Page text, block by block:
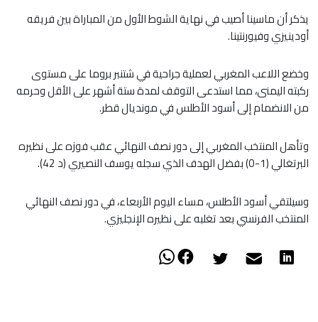
يذكر أن ماسينا أصيب في نهاية الشوط الأول من المباراة بين فريقه
أودينيزي وفيورنتينا.
وخضع اللاعب المغربي لعملية جراحية في شتنبر بروما على مستوى
ركبته اليمنى، مما استدعى التوقف لمدة ستة أشهر على الأقل وحرمه
من الانضمام إلى أسود الأطلس في مونديال قطر.
وتأهل المنتخب المغربي إلى دور نصف النهائي عقب فوزه على نظيره
البرتغالي (1-0) بفضل الهدف الذي سجله يوسف النصيري (د 42).
وسيلتقي أسود الأطلس، مساء اليوم الأربعاء، في دور نصف النهائي
المنتخب الفرنسي بعد تغلبه على نظيره الإنجليزي.